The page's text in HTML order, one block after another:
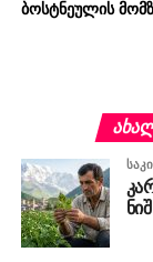
ბოსტნეულის